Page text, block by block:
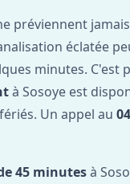
préviennent
éclatée
minutes. C'est
à Sosoye est
Un appel au
45 minutesà